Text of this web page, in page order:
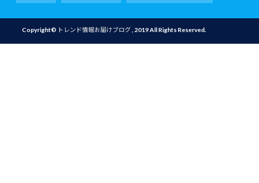
Copyright© トレンド情報お届けブログ, 2019 All Rights Reserved.